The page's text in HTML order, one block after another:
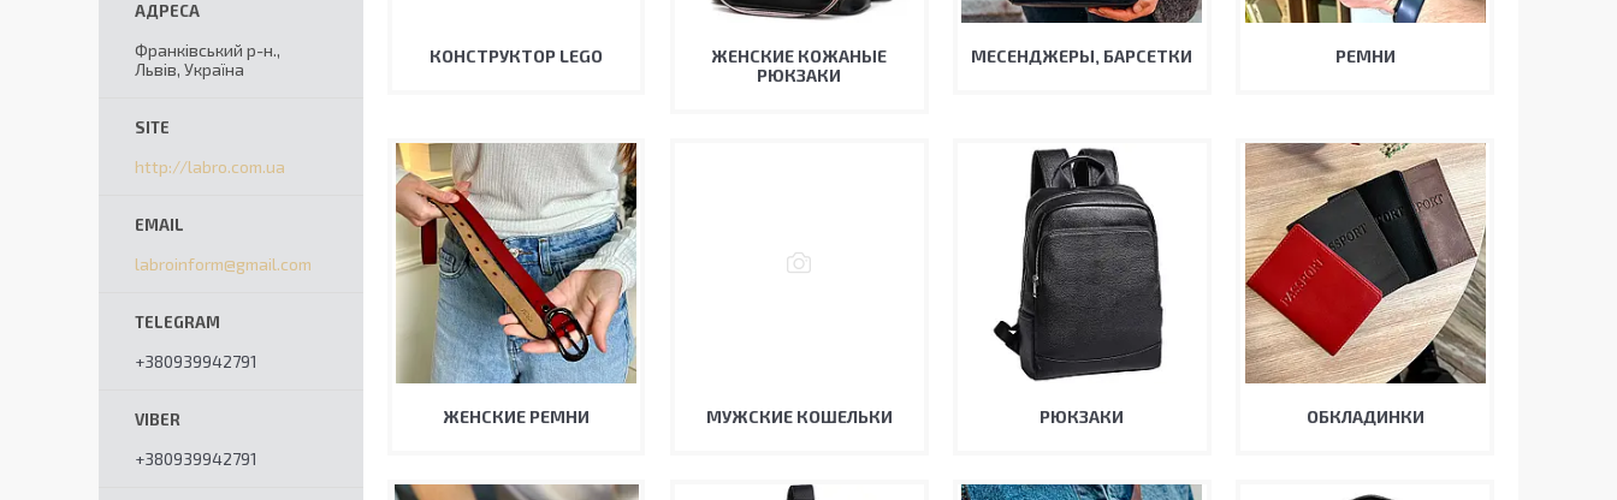
КОНСТРУКТОР LEGO
ЖЕНСКИЕ КОЖАНЫЕ
РЮКЗАКИ
МЕСЕНДЖЕРЫ, БАРСЕТКИ РЕМНИ
ЖЕНСКИЕ РЕМНИ МУЖСКИЕ КОШЕЛЬКИ РЮКЗАКИ ОБКЛАДИНКИ
Франківський р-н.,
Львів, Україна
http://labro.com.ua
labroinform@gmail.com
+380939942791
+380939942791